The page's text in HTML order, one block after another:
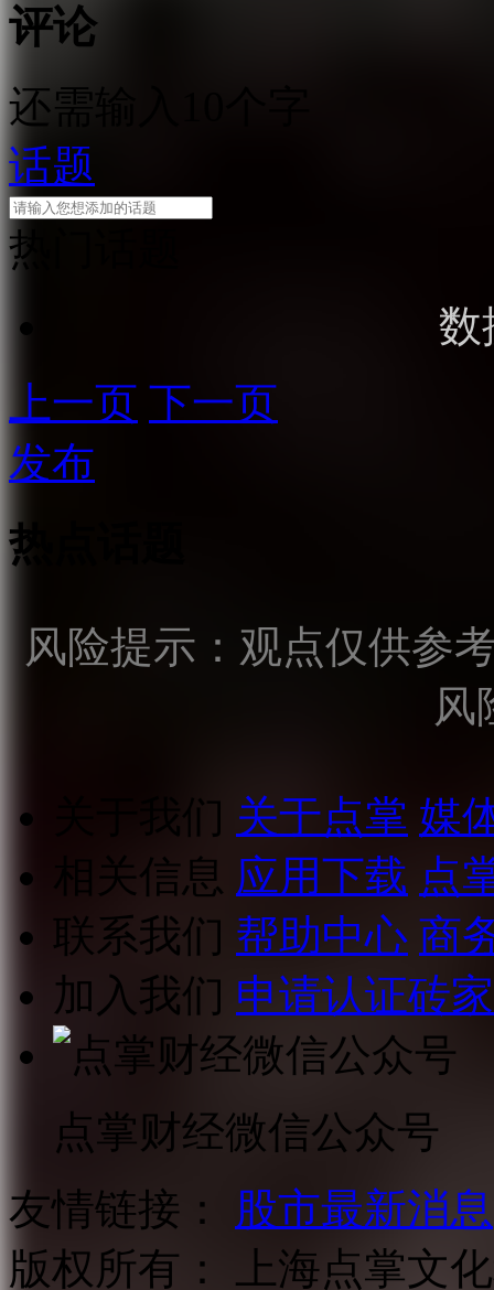
评论
还需输入10个字
话题
热门话题
数
上一页 下一页
发布
热点话题
风险提示：观点仅供参
风
关于我们 关于点掌 媒
相关信息 应用下载 点
联系我们 帮助中心 商
加入我们 申请认证砖家
点掌财经微信公众号
友情链接：
股市最新消息
版权所有：
上海点掌文